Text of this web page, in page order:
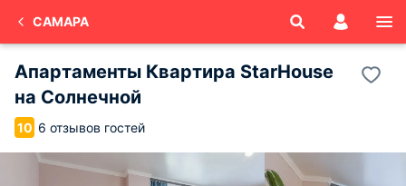
САМАРА
Апартаменты Квартира StarHouse
на Солнечной
10 6 отзывов гостей